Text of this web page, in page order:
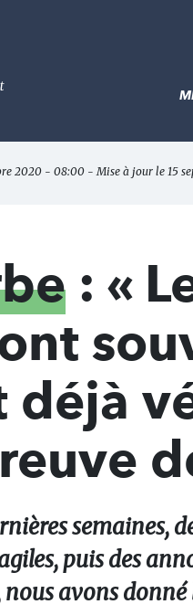
2020 - 08:00 - Mise à jour le 15
: «
déjà
semaines,
puis des
avons